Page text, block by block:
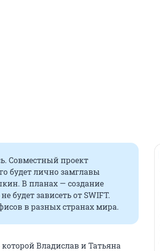
Совместный проект
будет лично замглавы
В планах — создание
будет зависеть от SWIFT.
в разных странах мира.
Владислав и Татьяна